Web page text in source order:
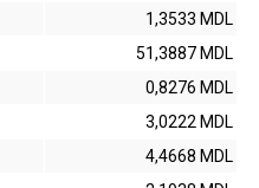
1,3533 MDL
51,3887 MDL
0,8276 MDL
3,0222 MDL
4,4668 MDL